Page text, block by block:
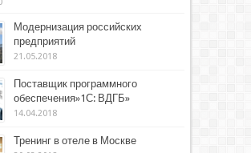
Модернизация российских
предприятий
21.05.2018
Поставщик программного
обеспечения»1С: ВДГБ»
14.04.2018
Тренинг в отеле в Москве